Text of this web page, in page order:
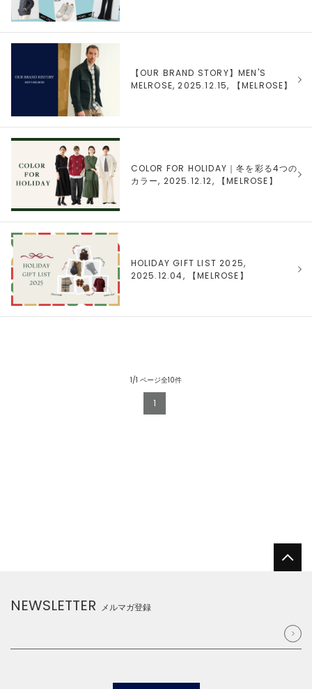
【OUR BRAND STORY】MEN'S
MELROSE, 2025.12.15, 【MELROSE】
COLOR FOR HOLIDAY｜冬を彩る4つの
カラー, 2025.12.12, 【MELROSE】
HOLIDAY GIFT LIST 2025,
2025.12.04, 【MELROSE】
1/1 ページ全10件
1
NEWSLETTER メルマガ登録